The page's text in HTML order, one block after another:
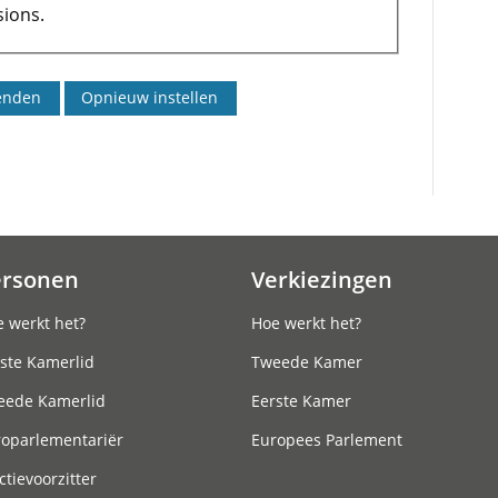
werkt het?
Kamerlid
Kamerlid
Verkiezingen
Hoe werkt het?
Tweede Kamer
Eerste Kamer
Europees Parlement